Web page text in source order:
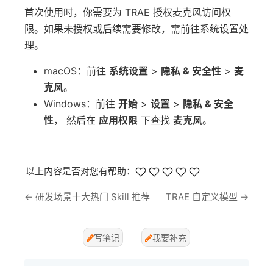
首次使用时，你需要为 TRAE 授权麦克风访问权
限。如果未授权或后续需要修改，需前往系统设置处
理。
macOS：前往 系统设置 > 隐私 & 安全性 > 麦
克风。
Windows：前往 开始 > 设置 > 隐私 & 安全
性， 然后在 应用权限 下查找 麦克风。
以上内容是否对您有帮助：
← 研发场景十大热门 Skill 推荐 TRAE 自定义模型 →
写笔记 我要补充